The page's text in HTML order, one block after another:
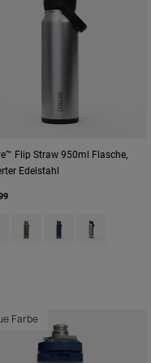
Camo.
Digi Camo.
of Deep Sea Digi Camo.
type of Sierra Red.
Flip Straw 950ml Flasche,
Edelstahl
swatch type of Black.
Product swatch type of
Product swatch
Product
Farbe